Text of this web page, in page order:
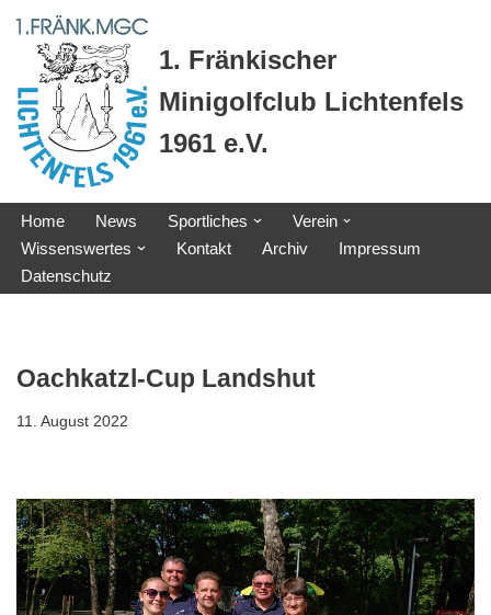
Zum
Inhalt
springen
1. Fränkischer
Minigolfclub Lichtenfels
1961 e.V.
Home News Sportliches
Verein
Wissenswertes
Kontakt Archiv
Impressum
Datenschutz
Oachkatzl-Cup Landshut
11. August 2022